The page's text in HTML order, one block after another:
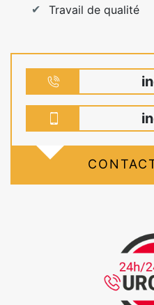
Travail de qualité